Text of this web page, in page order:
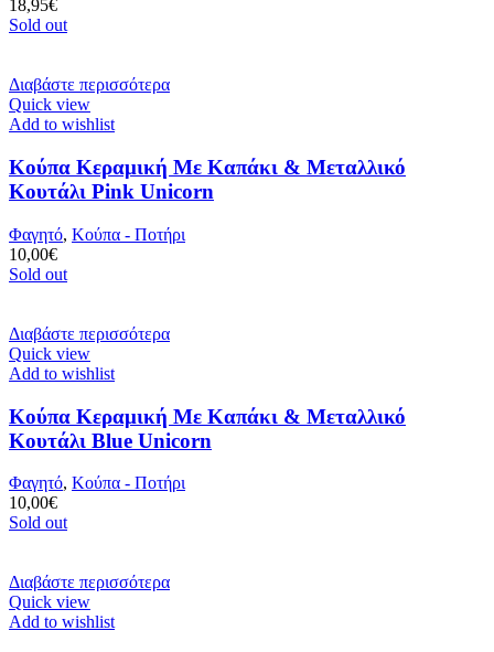
18,95€
Sold out
Διαβάστε περισσότερα
Quick view
Add to wishlist
Κούπα Κεραμική Με Καπάκι & Μεταλλικό
Κουτάλι Pink Unicorn
Φαγητό, Κούπα - Ποτήρι
10,00€
Sold out
Διαβάστε περισσότερα
Quick view
Add to wishlist
Κούπα Κεραμική Με Καπάκι & Μεταλλικό
Κουτάλι Blue Unicorn
Φαγητό, Κούπα - Ποτήρι
10,00€
Sold out
Διαβάστε περισσότερα
Quick view
Add to wishlist